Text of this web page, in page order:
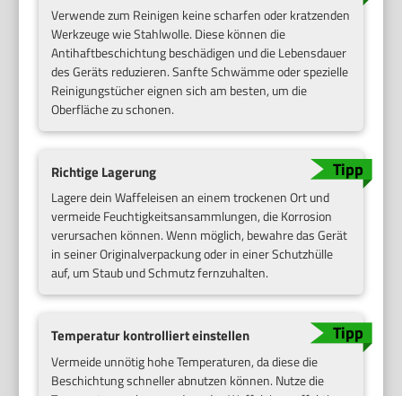
Verwende zum Reinigen keine scharfen oder kratzenden
Werkzeuge wie Stahlwolle. Diese können die
Antihaftbeschichtung beschädigen und die Lebensdauer
des Geräts reduzieren. Sanfte Schwämme oder spezielle
Reinigungstücher eignen sich am besten, um die
Oberfläche zu schonen.
Richtige Lagerung
Lagere dein Waffeleisen an einem trockenen Ort und
vermeide Feuchtigkeitsansammlungen, die Korrosion
verursachen können. Wenn möglich, bewahre das Gerät
in seiner Originalverpackung oder in einer Schutzhülle
auf, um Staub und Schmutz fernzuhalten.
Temperatur kontrolliert einstellen
Vermeide unnötig hohe Temperaturen, da diese die
Beschichtung schneller abnutzen können. Nutze die